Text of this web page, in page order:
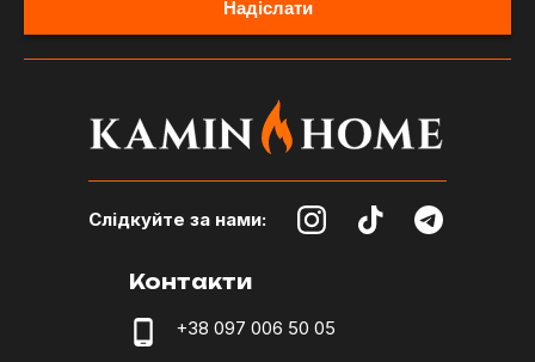
Слідкуйте за нами:
Контакти
+38 097 006 50 05